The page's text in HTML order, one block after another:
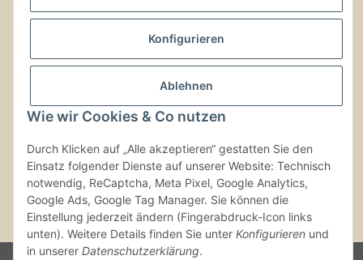
Konfigurieren
Ablehnen
Wie wir Cookies & Co nutzen
Durch Klicken auf „Alle akzeptieren“ gestatten Sie den
Einsatz folgender Dienste auf unserer Website: Technisch
notwendig, ReCaptcha, Meta Pixel, Google Analytics,
Google Ads, Google Tag Manager. Sie können die
Einstellung jederzeit ändern (Fingerabdruck-Icon links
unten). Weitere Details finden Sie unter Konfigurieren und
in unserer Datenschutzerklärung.
Gesetzliche Informationen
* Alle Preise inkl. gesetzlicher USt., zzgl.Versand